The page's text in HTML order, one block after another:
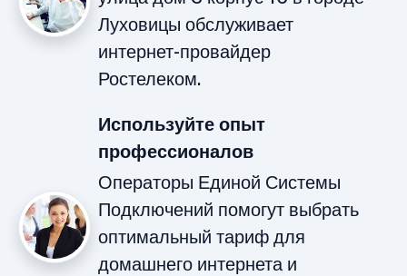
Луховицы обслуживает
интернет-провайдер
Ростелеком.
Используйте опыт
профессионалов
Операторы Единой Системы
Подключений помогут выбрать
оптимальный тариф для
домашнего интернета и